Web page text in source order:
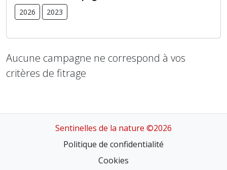
Aucune campagne ne correspond à vos
critères de fitrage
2026 2023
Sentinelles de la nature ©2026
Politique de confidentialité
Cookies